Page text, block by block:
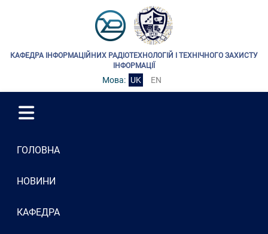
КАФЕДРА ІНФОРМАЦІЙНИХ РАДІОТЕХНОЛОГІЙ І ТЕХНІЧНОГО ЗАХИСТУ
ІНФОРМАЦІЇ
Мова: UK EN
ГОЛОВНА
НОВИНИ
КАФЕДРА